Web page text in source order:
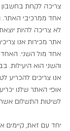
צריכה לקחת
אחד ממרכיבי
לא צריכה להיות
אתר מכירות אנו
אחד מול השני. האחד
והשני הוא היעילות.
אנו צריכים להכריע
אופי האתר שלנו
לשיטות התשלום אשר
יחד עם זאת, קיימים